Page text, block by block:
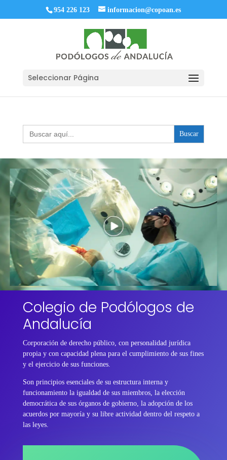
954 226 123 informacion@copoan.es
Seleccionar Página
Buscar:
Colegio de Podólogos de
Andalucía
Corporación de derecho público, con personalidad jurídica
propia y con capacidad plena para el cumplimiento de sus fines
y el ejercicio de sus funciones.
Son principios esenciales de su estructura interna y
funcionamiento la igualdad de sus miembros, la elección
democrática de sus órganos de gobierno, la adopción de los
acuerdos por mayoría y su libre actividad dentro del respeto a
las leyes.